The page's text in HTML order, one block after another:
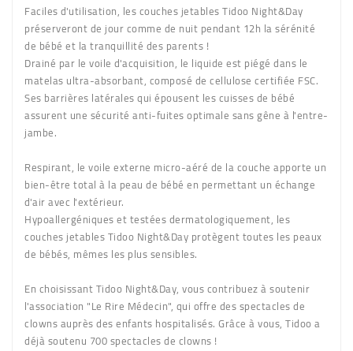
Faciles d'utilisation, les couches jetables Tidoo Night&Day
préserveront de jour comme de nuit pendant 12h la sérénité
de bébé et la tranquillité des parents !
Drainé par le voile d'acquisition, le liquide est piégé dans le
matelas ultra-absorbant, composé de cellulose certifiée FSC.
Ses barrières latérales qui épousent les cuisses de bébé
assurent une sécurité anti-fuites optimale sans gêne à l'entre-
jambe.
Respirant, le voile externe micro-aéré de la couche apporte un
bien-être total à la peau de bébé en permettant un échange
d'air avec l'extérieur.
Hypoallergéniques et testées dermatologiquement, les
couches jetables Tidoo Night&Day protègent toutes les peaux
de bébés, mêmes les plus sensibles.
En choisissant Tidoo Night&Day, vous contribuez à soutenir
l'association "Le Rire Médecin", qui offre des spectacles de
clowns auprès des enfants hospitalisés. Grâce à vous, Tidoo a
déjà soutenu 700 spectacles de clowns !